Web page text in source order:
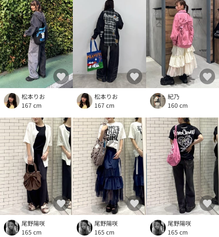
松本りお
167 cm
松本りお
167 cm
紀乃
160 cm
尾野陽咲
165 cm
尾野陽咲
165 cm
尾野陽咲
165 cm